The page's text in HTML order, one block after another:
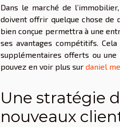
Dans le marché de
doivent offrir quelque chose de
bien conçue permettra à une
ses avantages compétitifs.
supplémentaires offerts ou
pouvez en voir plus sur daniel
Une stratégie
nouveaux